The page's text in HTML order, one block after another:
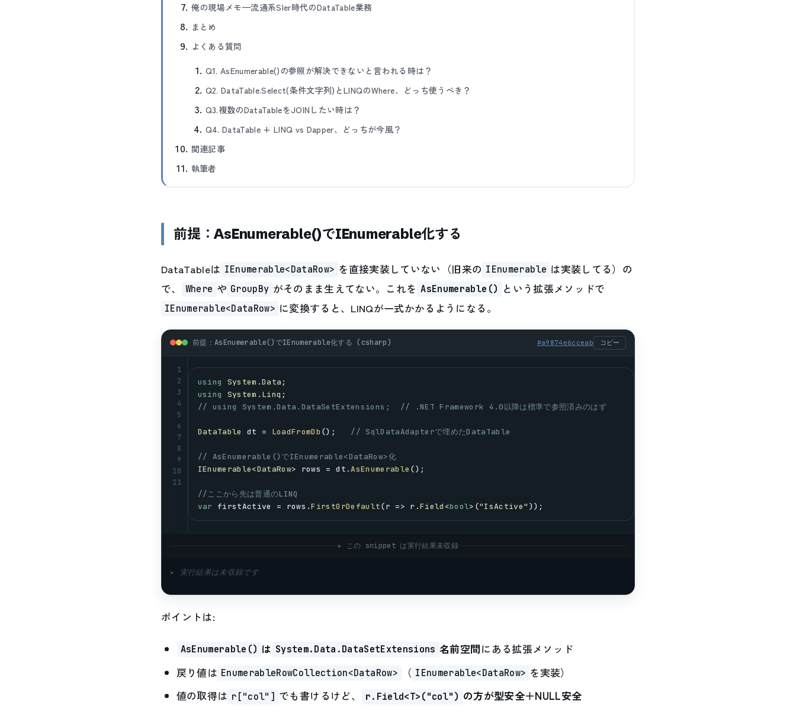
俺の現場メモ—流通系SIer時代のDataTable業務
まとめ
よくある質問
Q1. AsEnumerable()の参照が解決できないと言われる時は？
Q2. DataTable.Select(条件文字列)とLINQのWhere、どっち使うべき？
Q3.複数のDataTableをJOINしたい時は？
Q4. DataTable + LINQ vs Dapper、どっちが今風？
関連記事
執筆者
前提：AsEnumerable()でIEnumerable化する
DataTableは IEnumerable<DataRow> を直接実装していない（旧来の IEnumerable は実装してる）の
で、
Where や GroupBy がそのまま生えてない。これを AsEnumerable() という拡張メソッドで
IEnumerable<DataRow> に変換すると、LINQが一式かかるようになる。
前提：AsEnumerable()でIEnumerable化する (csharp) #a9874e6cceab コピー
1
2
3
4
5
6
7
8
9
10
11
using System .Data;
using
System . Linq ;
// using System.Data.DataSetExtensions;  // .NET Framework 4.0以降は標準で参照済みのはず
DataTable dt = LoadFromDb (); // SqlDataAdapterで埋めたDataTable
// AsEnumerable()でIEnumerable<DataRow>化
IEnumerable<DataRow> rows = dt .AsEnumerable ();
//ここから先は普通のLINQ
var
firstActive = rows .FirstOrDefault(r => r .Field <bool>("IsActive" ));
▸ この snippet は実行結果未収録
▸ 実行結果は未収録です
ポイントは:
AsEnumerable() は System.Data.DataSetExtensions 名前空間にある拡張メソッド
戻り値は EnumerableRowCollection<DataRow> （ IEnumerable<DataRow> を実装）
値の取得は r["col"] でも書けるけど、 r.Field<T>("col") の方が型安全＋NULL安全